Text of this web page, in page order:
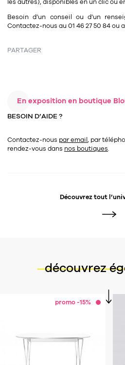
les autres), disponibles en un clic ou
Besoin d’un conseil ou d’un
Contactez-nous au 01 46 27 50 84ou
PARTAGER
En exposition en boutique
BESOIN D’AIDE ?
Contactez-nous par email, par
rendez-vous dans nos boutiques.
Découvrez tout
découvrez
promo -15%